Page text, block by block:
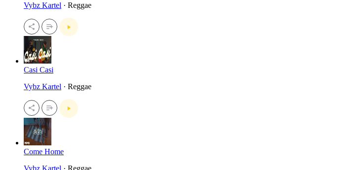
Vybz Kartel · Reggae
Casi Casi
Vybz Kartel · Reggae
Come Home
Vybz Kartel · Reggae